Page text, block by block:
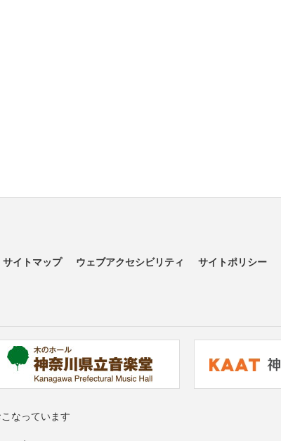
サイトマップ ウェブアクセシビリティ サイトポリシー
なっています